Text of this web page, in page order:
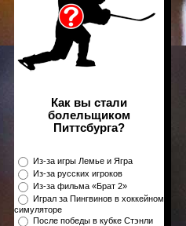
Как вы стали
болельщиком
Питтсбурга?
Из-за игры Лемье и Ягра
Из-за русских игроков
Из-за фильма «Брат 2»
Играл за Пингвинов в хоккейном
симуляторе
После победы в кубке Стэнли